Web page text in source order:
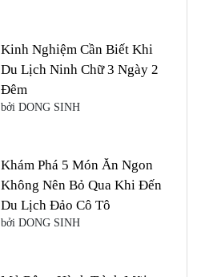
Kinh Nghiệm Cần Biết Khi
Du Lịch Ninh Chữ 3 Ngày 2
Đêm
bởi DONG SINH
Khám Phá 5 Món Ăn Ngon
Không Nên Bỏ Qua Khi Đến
Du Lịch Đảo Cô Tô
bởi DONG SINH